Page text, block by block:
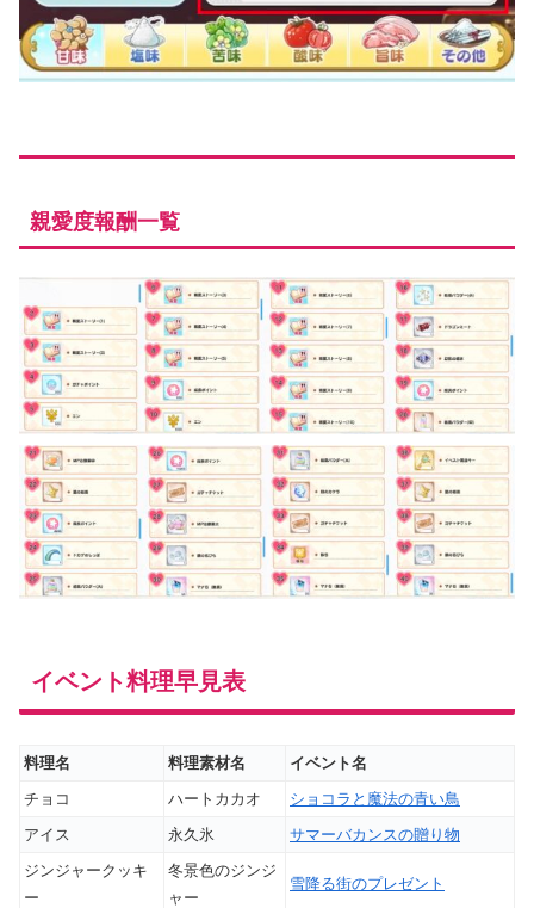
親愛度報酬一覧
イベント料理早見表
料理名 料理素材名
イベント名
チョコ
ハートカカオ
ショコラと魔法の青い鳥
アイス
永久氷
サマーバカンスの贈り物
ジンジャークッキ
ー
冬景色のジンジ
ャー
雪降る街のプレゼント